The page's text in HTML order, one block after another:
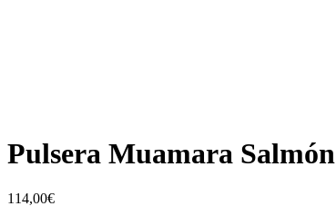
Pulsera Muamara Salmón
114,00€